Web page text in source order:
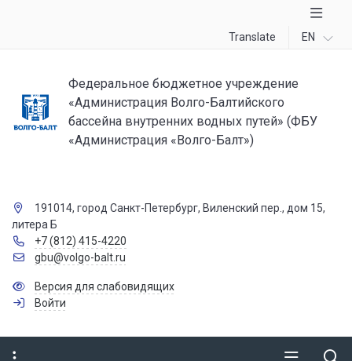
Translate EN
Федеральное бюджетное учреждение
«Администрация Волго-Балтийского
бассейна внутренних водных путей» (ФБУ
«Администрация «Волго-Балт»)
191014, город Санкт-Петербург, Виленский пер., дом 15,
литера Б
+7 (812) 415-4220
gbu@volgo-balt.ru
Версия для слабовидящих
Войти